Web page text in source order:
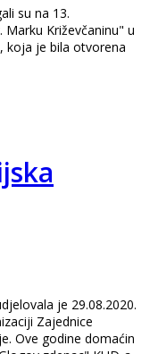
su na 13.
Križevčaninu" u
koja je bila otvorena
je 29.08.2020.
Zajednice
Ove godine domaćin